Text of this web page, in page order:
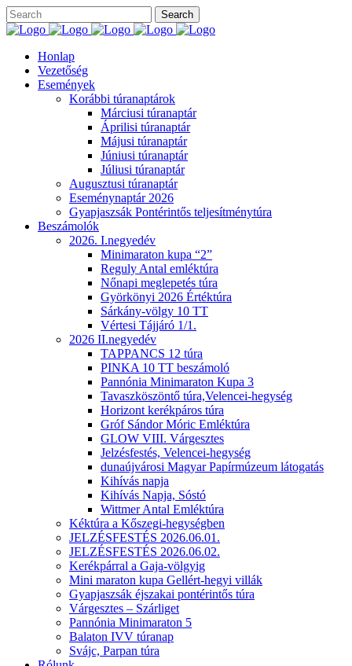
Honlap
Vezetőség
Események
Korábbi túranaptárok
Márciusi túranaptár
Áprilisi túranaptár
Májusi túranaptár
Júniusi túranaptár
Júliusi túranaptár
Augusztusi túranaptár
Eseménynaptár 2026
Gyapjaszsák Pontérintős teljesítménytúra
Beszámolók
2026. I.negyedév
Minimaraton kupa “2”
Reguly Antal emléktúra
Nőnapi meglepetés túra
Györkönyi 2026 Értéktúra
Sárkány-völgy 10 TT
Vértesi Tájjáró 1/1.
2026 II.negyedév
TAPPANCS 12 túra
PINKA 10 TT beszámoló
Pannónia Minimaraton Kupa 3
Tavaszköszöntő túra,Velencei-hegység
Horizont kerékpáros túra
Gróf Sándor Móric Emléktúra
GLOW VIII. Várgesztes
Jelzésfestés, Velencei-hegység
dunaújvárosi Magyar Papírmúzeum látogatás
Kihívás napja
Kihívás Napja, Sóstó
Wittmer Antal Emléktúra
Kéktúra a Kőszegi-hegységben
JELZÉSFESTÉS 2026.06.01.
JELZÉSFESTÉS 2026.06.02.
Kerékpárral a Gaja-völgyig
Mini maraton kupa Gellért-hegyi villák
Gyapjaszsák éjszakai pontérintős túra
Várgesztes – Szárliget
Pannónia Minimaraton 5
Balaton IVV túranap
Svájc, Parpan túra